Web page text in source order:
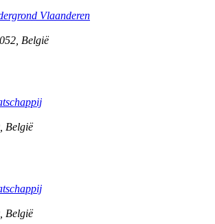
Vlaanderen
België
België
België